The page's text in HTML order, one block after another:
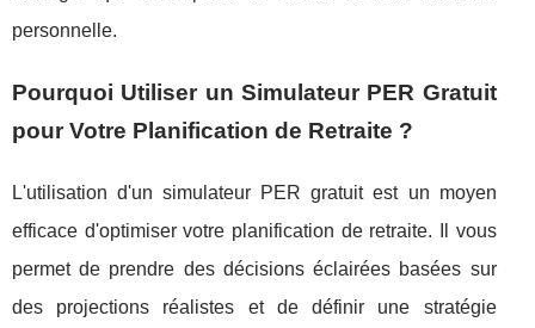
personnelle.
Pourquoi Utiliser un Simulateur PER Gratuit
pour Votre Planification de Retraite ?
L'utilisation d'un simulateur PER gratuit est un moyen
efficace d'optimiser votre planification de retraite. Il vous
permet de prendre des décisions éclairées basées sur
des projections réalistes et de définir une stratégie